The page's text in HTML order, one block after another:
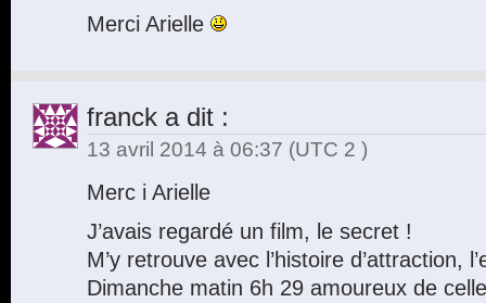
Merci Arielle
franck a dit :
13 avril 2014 à 06:37 (UTC 2 )
Merc i Arielle
J’avais regardé un film, le secret !
M’y retrouve avec l’histoire d’attraction,
Dimanche matin 6h 29 amoureux de